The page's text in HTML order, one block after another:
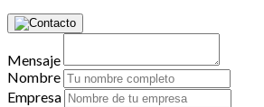
Mensaje
Nombre
Empresa